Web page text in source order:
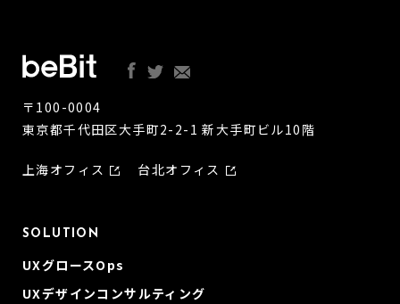
〒100-0004
東京都千代田区大手町2-2-1 新大手町ビル10階
上海オフィス 台北オフィス
SOLUTION
UXグロースOps
UXデザインコンサルティング